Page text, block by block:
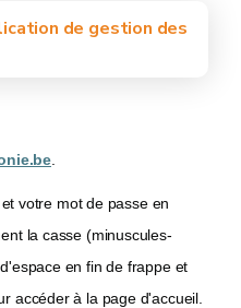
de gestion des
.
votre mot de passe en
la casse (minuscules-
en fin de frappe et
accéder à la page d'accueil.